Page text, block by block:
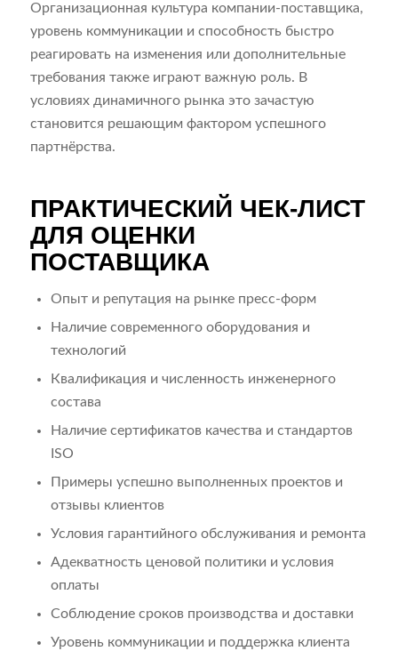
Организационная культура компании-поставщика,
уровень коммуникации и способность быстро
реагировать на изменения или дополнительные
требования также играют важную роль. В
условиях динамичного рынка это зачастую
становится решающим фактором успешного
партнёрства.
ПРАКТИЧЕСКИЙ ЧЕК-ЛИСТ
ДЛЯ ОЦЕНКИ
ПОСТАВЩИКА
Опыт и репутация на рынке пресс-форм
Наличие современного оборудования и
технологий
Квалификация и численность инженерного
состава
Наличие сертификатов качества и стандартов
ISO
Примеры успешно выполненных проектов и
отзывы клиентов
Условия гарантийного обслуживания и ремонта
Адекватность ценовой политики и условия
оплаты
Соблюдение сроков производства и доставки
Уровень коммуникации и поддержка клиента